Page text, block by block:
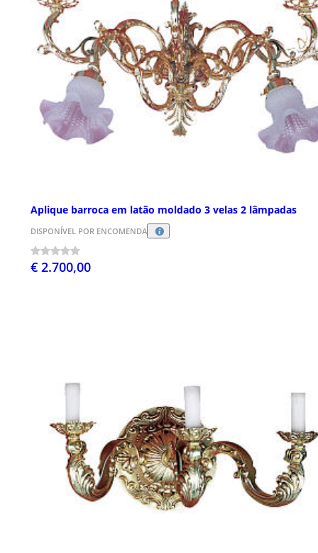
Aplique barroca em latão moldado 3 velas 2 lâmpadas
DISPONÍVEL POR ENCOMENDA
€ 2.700,00